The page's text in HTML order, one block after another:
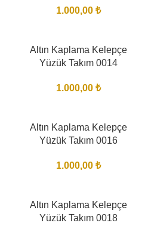
1.000,00 ₺
Altın Kaplama Kelepçe
Yüzük Takım 0014
1.000,00 ₺
Altın Kaplama Kelepçe
Yüzük Takım 0016
1.000,00 ₺
Altın Kaplama Kelepçe
Yüzük Takım 0018